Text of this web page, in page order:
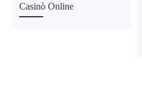
Casinò Online